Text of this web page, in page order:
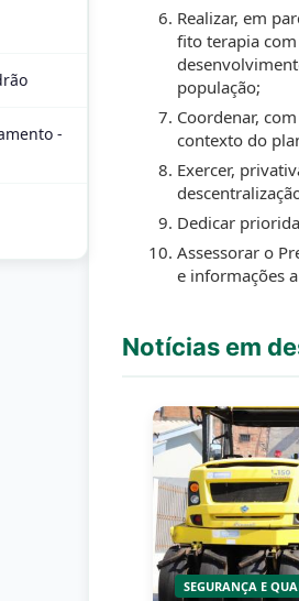
-
Realizar, em
fito terapia
população;
Coordenar,
contexto do
Exercer,
Dedicar
Assessorar o
e informações
Notícias em
SEGURANÇA E